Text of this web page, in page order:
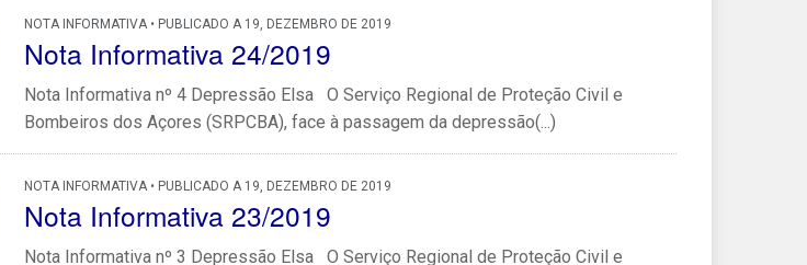
NOTA INFORMATIVA • PUBLICADO A 19, DEZEMBRO DE 2019
Nota Informativa 24/2019
Nota Informativa nº 4 Depressão Elsa O Serviço Regional de Proteção Civil e
Bombeiros dos Açores (SRPCBA), face à passagem da depressão(...)
NOTA INFORMATIVA • PUBLICADO A 19, DEZEMBRO DE 2019
Nota Informativa 23/2019
Nota Informativa nº 3 Depressão Elsa O Serviço Regional de Proteção Civil e